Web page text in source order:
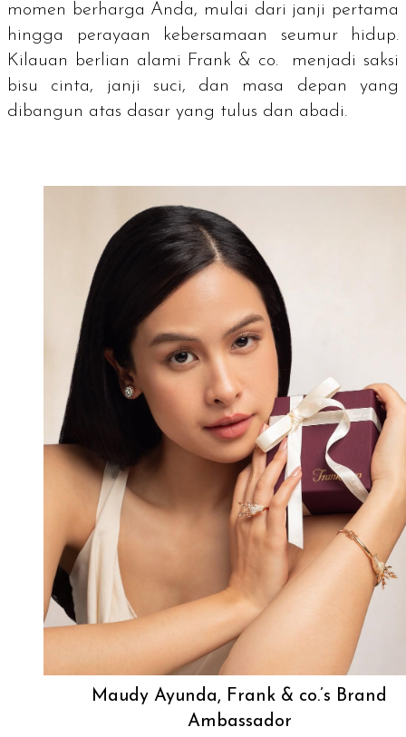
momen berharga Anda, mulai dari janji pertama
hingga perayaan kebersamaan seumur hidup.
Kilauan berlian alami Frank & co. menjadi saksi
bisu cinta, janji suci, dan masa depan yang
dibangun atas dasar yang tulus dan abadi.
Maudy Ayunda, Frank & co.’s Brand
Ambassador